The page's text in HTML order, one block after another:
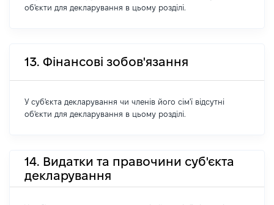
об'єкти для декларування в цьому розділі.
13. Фінансові зобов'язання
У суб'єкта декларування чи членів його сім'ї відсутні
об'єкти для декларування в цьому розділі.
14. Видатки та правочини суб'єкта
декларування